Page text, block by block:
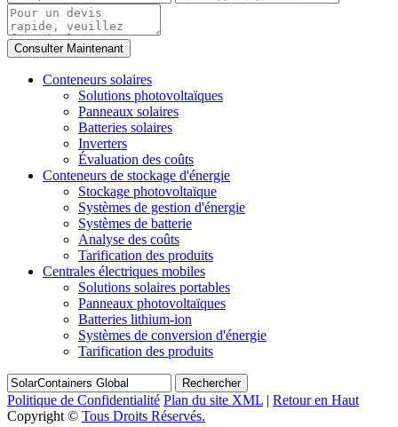
Conteneurs solaires
Solutions photovoltaïques
Panneaux solaires
Batteries solaires
Inverters
Évaluation des coûts
Conteneurs de stockage d'énergie
Stockage photovoltaïque
Systèmes de gestion d'énergie
Systèmes de batterie
Analyse des coûts
Tarification des produits
Centrales électriques mobiles
Solutions solaires portables
Panneaux photovoltaïques
Batteries lithium-ion
Systèmes de conversion d'énergie
Tarification des produits
Rechercher
Politique de Confidentialité Plan du site XML | Retour en Haut
Copyright © Tous Droits Réservés.